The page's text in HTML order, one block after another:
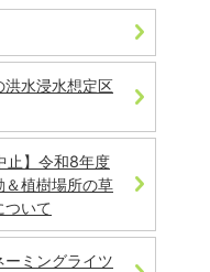
洪水浸水想定区
止】令和8年度
＆植樹場所の草
ついて
ミングライツ